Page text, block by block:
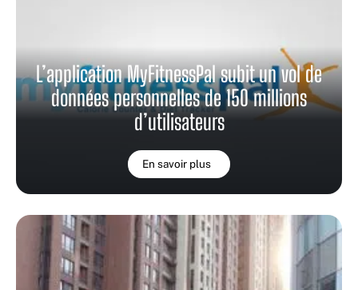
L’application MyFitnessPal subit un vol de
données personnelles de 150 millions
d’utilisateurs
En savoir plus